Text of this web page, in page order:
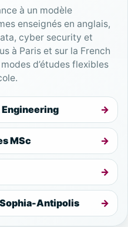
à un modèle
enseignés en anglais,
cyber security et
à Paris et sur la French
d’études flexibles
Engineering
MSc
Antipolis